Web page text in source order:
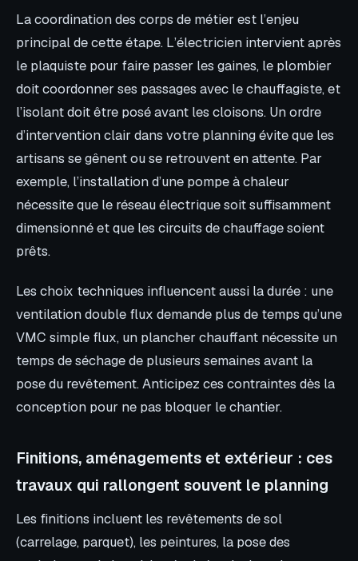
La coordination des corps de métier est l’enjeu
principal de cette étape. L’électricien intervient après
le plaquiste pour faire passer les gaines, le plombier
doit coordonner ses passages avec le chauffagiste, et
l’isolant doit être posé avant les cloisons. Un ordre
d’intervention clair dans votre planning évite que les
artisans se gênent ou se retrouvent en attente. Par
exemple, l’installation d’une pompe à chaleur
nécessite que le réseau électrique soit suffisamment
dimensionné et que les circuits de chauffage soient
prêts.
Les choix techniques influencent aussi la durée : une
ventilation double flux demande plus de temps qu’une
VMC simple flux, un plancher chauffant nécessite un
temps de séchage de plusieurs semaines avant la
pose du revêtement. Anticipez ces contraintes dès la
conception pour ne pas bloquer le chantier.
Finitions, aménagements et extérieur : ces
travaux qui rallongent souvent le planning
Les finitions incluent les revêtements de sol
(carrelage, parquet), les peintures, la pose des